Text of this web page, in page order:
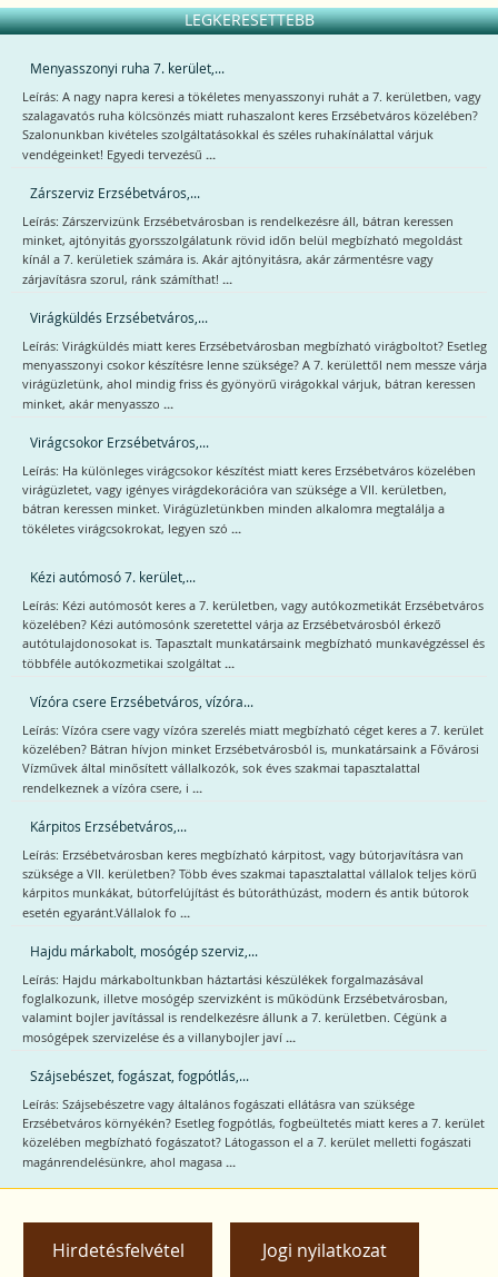
LEGKERESETTEBB
Menyasszonyi ruha 7. kerület,...
Leírás: A nagy napra keresi a tökéletes menyasszonyi ruhát a 7. kerületben, vagy
szalagavatós ruha kölcsönzés miatt ruhaszalont keres Erzsébetváros közelében?
Szalonunkban kivételes szolgáltatásokkal és széles ruhakínálattal várjuk
vendégeinket! Egyedi tervezésű ...
Zárszerviz Erzsébetváros,...
Leírás: Zárszervizünk Erzsébetvárosban is rendelkezésre áll, bátran keressen
minket, ajtónyitás gyorsszolgálatunk rövid időn belül megbízható megoldást
kínál a 7. kerületiek számára is. Akár ajtónyitásra, akár zármentésre vagy
zárjavításra szorul, ránk számíthat! ...
Virágküldés Erzsébetváros,...
Leírás: Virágküldés miatt keres Erzsébetvárosban megbízható virágboltot? Esetleg
menyasszonyi csokor készítésre lenne szüksége? A 7. kerülettől nem messze várja
virágüzletünk, ahol mindig friss és gyönyörű virágokkal várjuk, bátran keressen
minket, akár menyasszo ...
Virágcsokor Erzsébetváros,...
Leírás: Ha különleges virágcsokor készítést miatt keres Erzsébetváros közelében
virágüzletet, vagy igényes virágdekorációra van szüksége a VII. kerületben,
bátran keressen minket. Virágüzletünkben minden alkalomra megtalálja a
tökéletes virágcsokrokat, legyen szó ...
Kézi autómosó 7. kerület,...
Leírás: Kézi autómosót keres a 7. kerületben, vagy autókozmetikát Erzsébetváros
közelében? Kézi autómosónk szeretettel várja az Erzsébetvárosból érkező
autótulajdonosokat is. Tapasztalt munkatársaink megbízható munkavégzéssel és
többféle autókozmetikai szolgáltat ...
Vízóra csere Erzsébetváros, vízóra...
Leírás: Vízóra csere vagy vízóra szerelés miatt megbízható céget keres a 7. kerület
közelében? Bátran hívjon minket Erzsébetvárosból is, munkatársaink a Fővárosi
Vízművek által minősített vállalkozók, sok éves szakmai tapasztalattal
rendelkeznek a vízóra csere, i ...
Kárpitos Erzsébetváros,...
Leírás: Erzsébetvárosban keres megbízható kárpitost, vagy bútorjavításra van
szüksége a VII. kerületben? Több éves szakmai tapasztalattal vállalok teljes körű
kárpitos munkákat, bútorfelújítást és bútoráthúzást, modern és antik bútorok
esetén egyaránt.Vállalok fo ...
Hajdu márkabolt, mosógép szerviz,...
Leírás: Hajdu márkaboltunkban háztartási készülékek forgalmazásával
foglalkozunk, illetve mosógép szervizként is működünk Erzsébetvárosban,
valamint bojler javítással is rendelkezésre állunk a 7. kerületben. Cégünk a
mosógépek szervizelése és a villanybojler javí ...
Szájsebészet, fogászat, fogpótlás,...
Leírás: Szájsebészetre vagy általános fogászati ellátásra van szüksége
Erzsébetváros környékén? Esetleg fogpótlás, fogbeültetés miatt keres a 7. kerület
közelében megbízható fogászatot? Látogasson el a 7. kerület melletti fogászati
magánrendelésünkre, ahol magasa ...
Hirdetésfelvétel Jogi nyilatkozat